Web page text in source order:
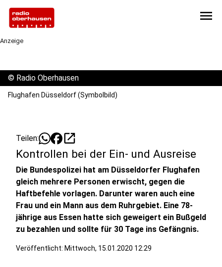
menu
Anzeige
© Radio Oberhausen
Flughafen Düsseldorf (Symbolbild)
Teilen: open_in_new
Kontrollen bei der Ein- und Ausreise
Die Bundespolizei hat am Düsseldorfer Flughafen
gleich mehrere Personen erwischt, gegen die
Haftbefehle vorlagen. Darunter waren auch eine
Frau und ein Mann aus dem Ruhrgebiet. Eine 78-
jährige aus Essen hatte sich geweigert ein Bußgeld
zu bezahlen und sollte für 30 Tage ins Gefängnis.
Veröffentlicht: Mittwoch, 15.01.2020 12:29